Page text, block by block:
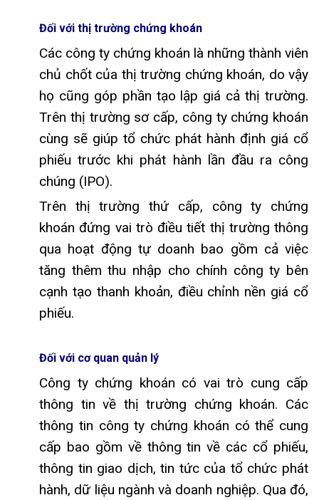
Đối với thị trường chứng khoán
Các công ty chứng khoán là những thành viên
chủ chốt của thị trường chứng khoán, do vậy
họ cũng góp phần tạo lập giá cả thị trường.
Trên thị trường sơ cấp, công ty chứng khoán
cùng sẽ giúp tổ chức phát hành định giá cổ
phiếu trước khi phát hành lần đầu ra công
chúng (IPO).
Trên thị trường thứ cấp, công ty chứng
khoán đứng vai trò điều tiết thị trường thông
qua hoạt động tự doanh bao gồm cả việc
tăng thêm thu nhập cho chính công ty bên
cạnh tạo thanh khoản, điều chỉnh nền giá cổ
phiếu.
Đối với cơ quan quản lý
Công ty chứng khoán có vai trò cung cấp
thông tin về thị trường chứng khoán. Các
thông tin công ty chứng khoán có thể cung
cấp bao gồm về thông tin về các cổ phiếu,
thông tin giao dịch, tin tức của tổ chức phát
hành, dữ liệu ngành và doanh nghiệp. Qua đó,